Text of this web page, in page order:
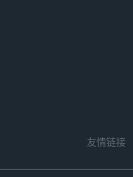
版本开启 ）
友情链接